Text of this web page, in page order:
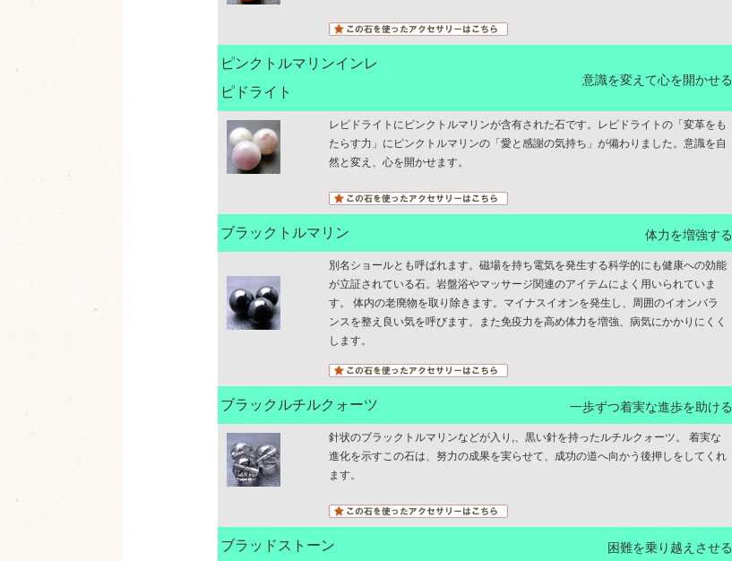
ピンクトルマリンインレ
ピドライト
意識を変えて心を開かせる
レピドライトにピンクトルマリンが含有された石です。レピドライトの「変革をも
たらす力」にピンクトルマリンの「愛と感謝の気持ち」が備わりました。意識を自
然と変え、心を開かせます。
ブラックトルマリン 体力を増強する
別名ショールとも呼ばれます。磁場を持ち電気を発生する科学的にも健康への効能
が立証されている石。岩盤浴やマッサージ関連のアイテムによく用いられていま
す。 体内の老廃物を取り除きます。マイナスイオンを発生し、周囲のイオンバラ
ンスを整え良い気を呼びます。また免疫力を高め体力を増強、病気にかかりにくく
します。
ブラックルチルクォーツ 一歩ずつ着実な進歩を助ける
針状のブラックトルマリンなどが入り,、黒い針を持ったルチルクォーツ。 着実な
進化を示すこの石は、努力の成果を実らせて、成功の道へ向かう後押しをしてくれ
ます。
ブラッドストーン 困難を乗り越えさせる